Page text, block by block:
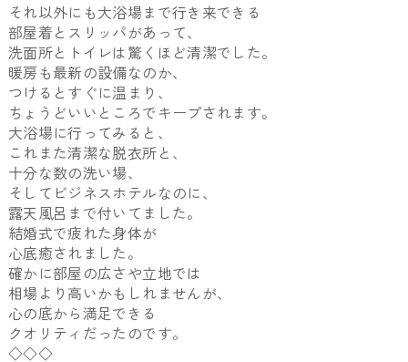
それ以外にも大浴場まで行き来できる
部屋着とスリッパがあって、
洗面所とトイレは驚くほど清潔でした。
暖房も最新の設備なのか、
つけるとすぐに温まり、
ちょうどいいところでキープされます。
大浴場に行ってみると、
これまた清潔な脱衣所と、
十分な数の洗い場、
そしてビジネスホテルなのに、
露天風呂まで付いてました。
結婚式で疲れた身体が
心底癒されました。
確かに部屋の広さや立地では
相場より高いかもしれませんが、
心の底から満足できる
クオリティだったのです。
◇◇◇